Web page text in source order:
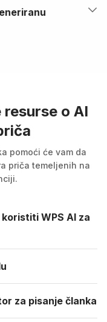
o AI
pomoći će vam da
priča temeljenih na
WPS AI za
za pisanje članka